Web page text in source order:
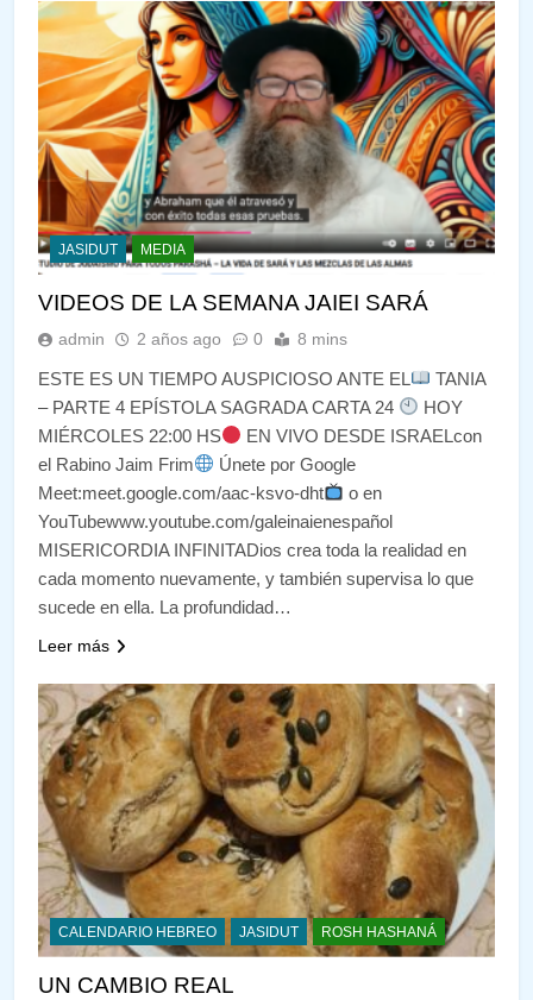
JASIDUT MEDIA
VIDEOS DE LA SEMANA JAIEI SARÁ
admin 2 años ago 0 8 mins
ESTE ES UN TIEMPO AUSPICIOSO ANTE EL
TANIA
– PARTE 4 EPÍSTOLA SAGRADA CARTA 24
HOY
MIÉRCOLES 22:00 HS
EN VIVO DESDE ISRAELcon
el Rabino Jaim Frim
Únete por Google
Meet:meet.google.com/aac-ksvo-dht
o en
YouTubewww.youtube.com/galeinaienespañol
MISERICORDIA INFINITADios crea toda la realidad en
cada momento nuevamente, y también supervisa lo que
sucede en ella. La profundidad…
Leer más
CALENDARIO HEBREO JASIDUT ROSH HASHANÁ
UN CAMBIO REAL